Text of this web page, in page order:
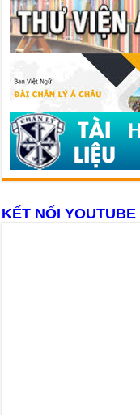
KẾT NỐI YOUTUBE